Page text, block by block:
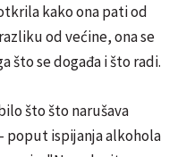
kako ona pati od
od većine, ona se
što se događa i što radi.
što što narušava
poput ispijanja alkohola